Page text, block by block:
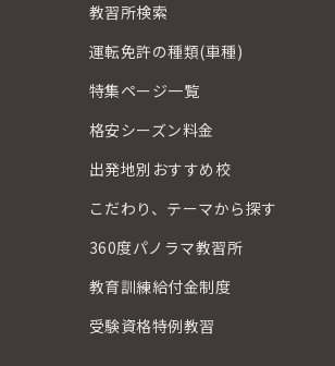
教習所検索
運転免許の種類(車種)
特集ページ一覧
格安シーズン料金
出発地別おすすめ校
こだわり、テーマから探す
360度パノラマ教習所
教育訓練給付金制度
受験資格特例教習